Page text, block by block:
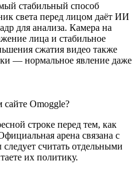
стабильный способ
света перед лицом даёт ИИ
для анализа. Камера на
лица и стабильное
сжатия видео также
— нормальное явление даже
сайте Omoggle?
строке перед тем, как
арена связана с
считать отдельными
их политику.